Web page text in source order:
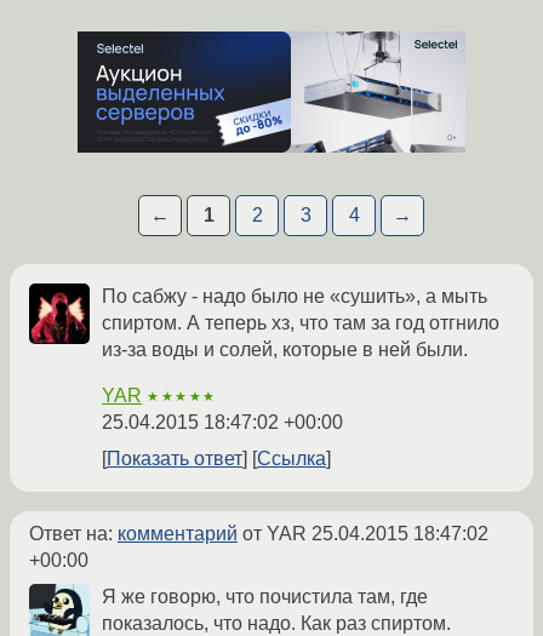
← 1 2 3 4 →
По сабжу - надо было не «сушить», а мыть
спиртом. А теперь хз, что там за год отгнило
из-за воды и солей, которые в ней были.
YAR ★★★★★
25.04.2015 18:47:02 +00:00
Показать ответ
Ссылка
Ответ на: комментарий от YAR 25.04.2015 18:47:02
+00:00
Я же говорю, что почистила там, где
показалось, что надо. Как раз спиртом.